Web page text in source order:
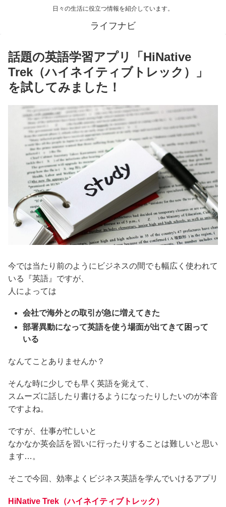
日々の生活に役立つ情報を紹介しています。
ライフナビ
話題の英語学習アプリ「HiNative
Trek（ハイネイティブトレック）」
を試してみました！
今では当たり前のようにビジネスの間でも幅広く使われて
いる『英語』ですが、
人によっては
会社で海外との取引が急に増えてきた
部署異動になって英語を使う場面が出てきて困って
いる
なんてことありませんか？
そんな時に少しでも早く英語を覚えて、
スムーズに話したり書けるようになったりしたいのが本音
ですよね。
ですが、仕事が忙しいと
なかなか英会話を習いに行ったりすることは難しいと思い
ます…。
そこで今回、効率よくビジネス英語を学んでいけるアプリ
HiNative Trek（ハイネイティブトレック）